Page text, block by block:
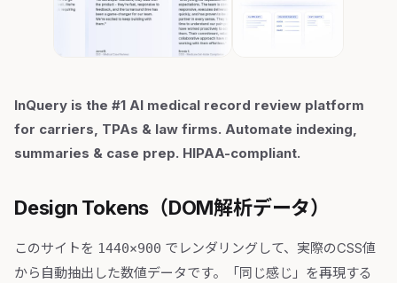
InQuery is the #1 AI medical record review platform
for carriers, TPAs & law firms. Automate indexing,
summaries & case prep. HIPAA-compliant.
Design Tokens（DOM解析データ）
このサイトを 1440×900 でレンダリングして、実際のCSS値
から自動抽出した数値データです。「同じ感じ」を再現する